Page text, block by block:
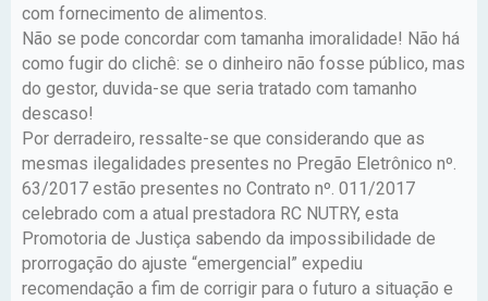
com fornecimento de alimentos.
Não se pode concordar com tamanha imoralidade! Não há
como fugir do clichê: se o dinheiro não fosse público, mas
do gestor, duvida-se que seria tratado com tamanho
descaso!
Por derradeiro, ressalte-se que considerando que as
mesmas ilegalidades presentes no Pregão Eletrônico nº.
63/2017 estão presentes no Contrato nº. 011/2017
celebrado com a atual prestadora RC NUTRY, esta
Promotoria de Justiça sabendo da impossibilidade de
prorrogação do ajuste “emergencial” expediu
recomendação a fim de corrigir para o futuro a situação e